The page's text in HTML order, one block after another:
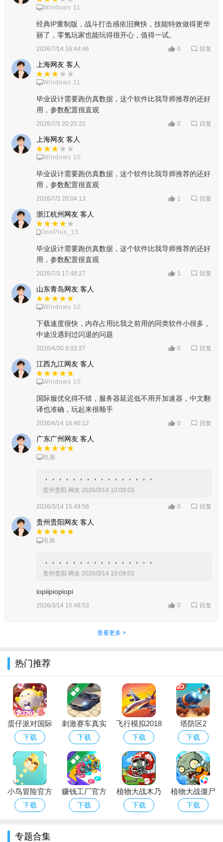
注意事项：
务必绑定谷歌账号或网易账号，避免游客登录导致数据丢失;
推荐使用OurPlay加速器，确保游戏加载顺畅、联机稳定;
游戏包含内购(蛋币充值)，购买盲盒、限定装饰时请理性决
策，适度娱乐。
Windows 11
经典IP重制版，战斗打击感依旧爽快，技能特效做得更华
丽了，零氪玩家也能玩得很开心，值得一试。
2026/7/14 16:44:46 0 回复
上海网友 客人
Windows 11
毕业设计需要跑仿真数据，这个软件比我导师推荐的还好
用，参数配置很直观
2026/7/3 20:25:22 0 回复
上海网友 客人
Windows 10
毕业设计需要跑仿真数据，这个软件比我导师推荐的还好
用，参数配置很直观
2026/7/3 20:04:13 1 回复
浙江杭州网友 客人
OnePlus_15
毕业设计需要跑仿真数据，这个软件比我导师推荐的还好
用，参数配置很直观
2026/7/3 17:48:27 1 回复
山东青岛网友 客人
Windows 10
下载速度很快，内存占用比我之前用的同类软件小很多，
中途没遇到过闪退的问题
2026/4/30 8:03:27 0 回复
江西九江网友 客人
Windows 10
国际服优化得不错，服务器延迟低不用开加速器，中文翻
译也准确，玩起来很顺手
2026/4/14 16:46:12 0 回复
广东广州网友 客人
电脑
，，，，，，，，，，，，，，，，
贵州贵阳 网友 2026/3/14 10:09:03
2026/3/14 15:49:56 0 回复
贵州贵阳网友 客人
电脑
，，，，，，，，，，，，，，，，
贵州贵阳 网友 2026/3/14 10:09:03
iopiipiopiopi
2026/3/14 15:48:53 0 回复
查看更多 >
热门推荐
蛋仔派对国际
服Eggy Party
下载官方最新
版
下载
刺激赛车真实
狂飙官方下载
下载
飞行模拟2018
下载
塔防区2
Tower
Defense Zone
2
下载
小鸟冒险官方
正版
下载
赚钱工厂官方
下载
下载
植物大战木乃
伊游戏
下载
植物大战僵尸
2手游官网免
下载
专题合集